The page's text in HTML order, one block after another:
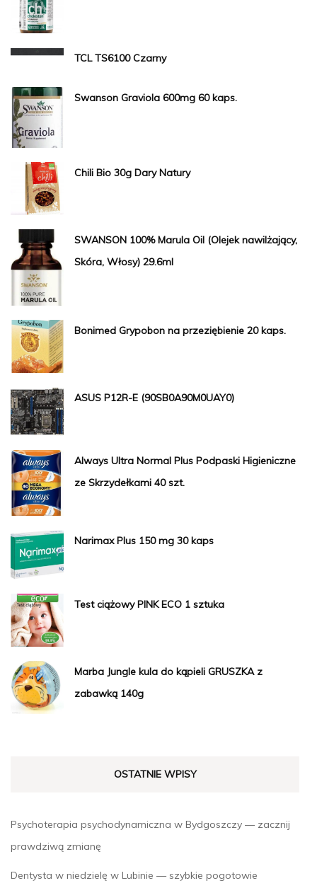
TCL TS6100 Czarny
Swanson Graviola 600mg 60 kaps.
Chili Bio 30g Dary Natury
SWANSON 100% Marula Oil (Olejek nawilżający,
Skóra, Włosy) 29.6ml
Bonimed Grypobon na przeziębienie 20 kaps.
ASUS P12R-E (90SB0A90M0UAY0)
Always Ultra Normal Plus Podpaski Higieniczne
ze Skrzydełkami 40 szt.
Narimax Plus 150 mg 30 kaps
Test ciążowy PINK ECO 1 sztuka
Marba Jungle kula do kąpieli GRUSZKA z
zabawką 140g
OSTATNIE WPISY
Psychoterapia psychodynamiczna w Bydgoszczy — zacznij
prawdziwą zmianę
Dentysta w niedzielę w Lubinie — szybkie pogotowie